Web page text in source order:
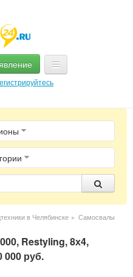
в Челябинске ▸ Самосвалы
Restyling, 8х4,
000 руб.